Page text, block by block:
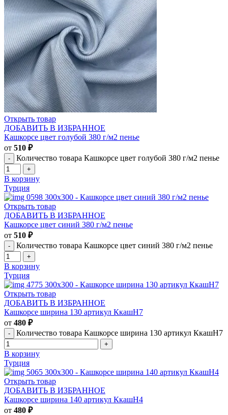
Открыть товар
ДОБАВИТЬ В ИЗБРАННОЕ
Кашкорсе цвет голубой 380 г/м2 пенье
от 510 ₽
Количество товара Кашкорсе цвет голубой 380 г/м2 пенье
В корзину
Турция
Открыть товар
ДОБАВИТЬ В ИЗБРАННОЕ
Кашкорсе цвет синий 380 г/м2 пенье
от 510 ₽
Количество товара Кашкорсе цвет синий 380 г/м2 пенье
В корзину
Турция
Открыть товар
ДОБАВИТЬ В ИЗБРАННОЕ
Кашкорсе ширина 130 артикул КкашН7
от 480 ₽
Количество товара Кашкорсе ширина 130 артикул КкашН7
В корзину
Турция
Открыть товар
ДОБАВИТЬ В ИЗБРАННОЕ
Кашкорсе ширина 140 артикул КкашН4
от 480 ₽